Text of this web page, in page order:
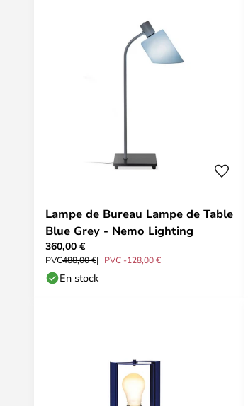
Lampe de Bureau Lampe de Table
Blue Grey - Nemo Lighting
360,00 €
PVC488,00 € PVC -128,00 €
En stock